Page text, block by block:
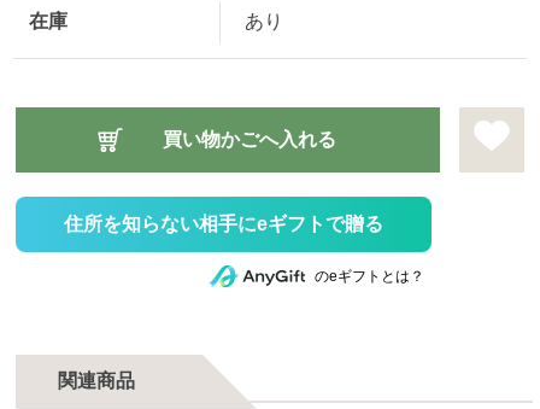
在庫 あり
住所を知らない相手にeギフトで贈る
のeギフトとは？
関連商品